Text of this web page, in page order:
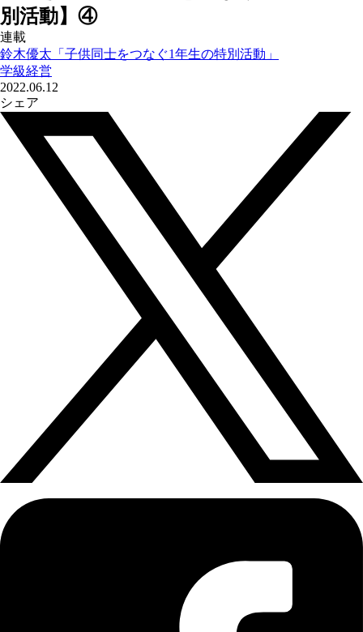
別活動】④
連載
鈴木優太「子供同士をつなぐ1年生の特別活動」
学級経営
2022.06.12
シェア